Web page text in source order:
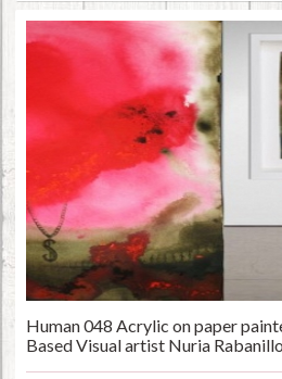
Human 048 Acrylic on paper
Based Visual artist Nuria Rabanillo